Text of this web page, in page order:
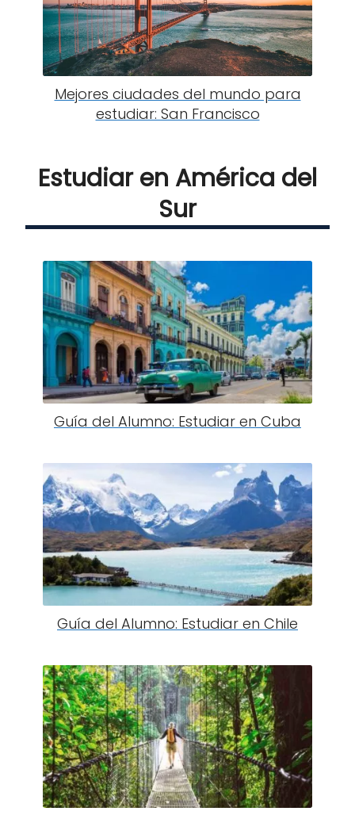
Mejores ciudades del mundo para
estudiar: San Francisco
Estudiar en América del
Sur
Guía del Alumno: Estudiar en Cuba
Guía del Alumno: Estudiar en Chile